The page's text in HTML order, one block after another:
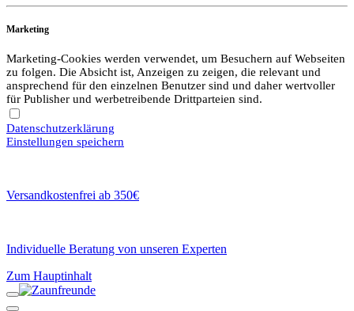
Marketing
Marketing-Cookies werden verwendet, um Besuchern auf Webseiten
zu folgen. Die Absicht ist, Anzeigen zu zeigen, die relevant und
ansprechend für den einzelnen Benutzer sind und daher wertvoller
für Publisher und werbetreibende Drittparteien sind.
Datenschutzerklärung
Einstellungen speichern
Versandkostenfrei ab 350€
Individuelle Beratung von unseren Experten
Zum Hauptinhalt